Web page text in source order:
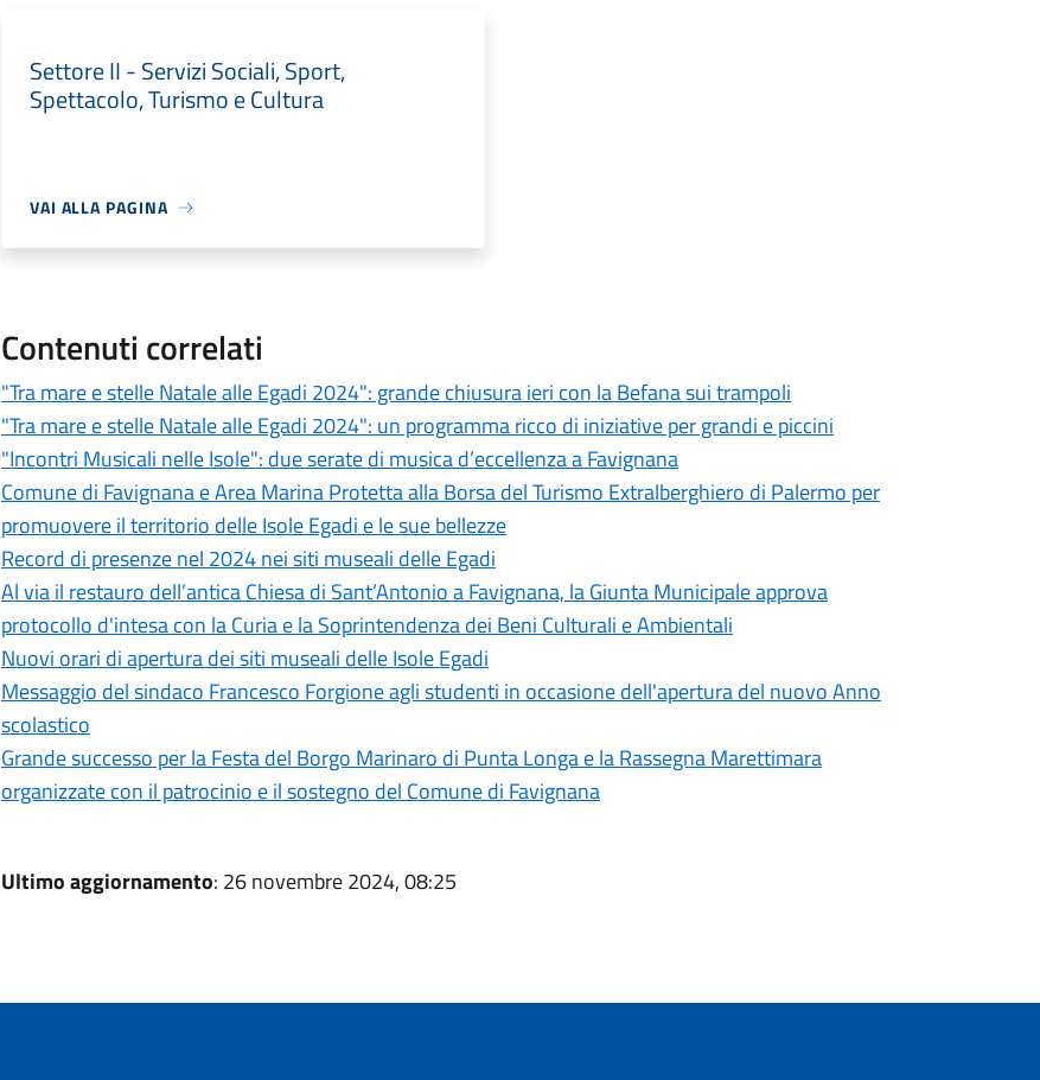
Settore II - Servizi Sociali, Sport,
Spettacolo, Turismo e Cultura
VAI ALLA PAGINA
Contenuti correlati
"Tra mare e stelle Natale alle Egadi 2024": grande chiusura ieri con la Befana sui trampoli
"Tra mare e stelle Natale alle Egadi 2024": un programma ricco di iniziative per grandi e piccini
"Incontri Musicali nelle Isole": due serate di musica d’eccellenza a Favignana
Comune di Favignana e Area Marina Protetta alla Borsa del Turismo Extralberghiero di Palermo per
promuovere il territorio delle Isole Egadi e le sue bellezze
Record di presenze nel 2024 nei siti museali delle Egadi
Al via il restauro dell’antica Chiesa di Sant’Antonio a Favignana, la Giunta Municipale approva
protocollo d'intesa con la Curia e la Soprintendenza dei Beni Culturali e Ambientali
Nuovi orari di apertura dei siti museali delle Isole Egadi
Messaggio del sindaco Francesco Forgione agli studenti in occasione dell'apertura del nuovo Anno
scolastico
Grande successo per la Festa del Borgo Marinaro di Punta Longa e la Rassegna Marettimara
organizzate con il patrocinio e il sostegno del Comune di Favignana
Ultimo aggiornamento: 26 novembre 2024, 08:25